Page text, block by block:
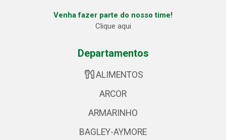
Venha fazer parte do nosso time!
Clique aqui
Departamentos
ALIMENTOS
ARCOR
ARMARINHO
BAGLEY-AYMORE